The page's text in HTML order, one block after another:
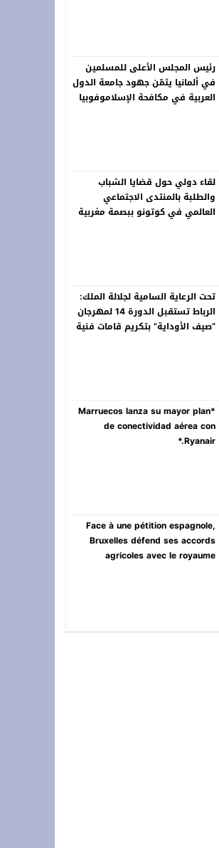
رئيس المجلس الأعلى للمسلمين
في ألمانيا يثمّن جهود جامعة الدول
العربية في مكافحة الإسلاموفوبيا
لقاء دولي حول قضايا الشباب
والطلبة بالمنتدى الاجتماعي
العالمي في كوتونو ببصمة مغربية
تحت الرعاية السامية لجلالة الملك:
الرباط تستقبل الدورة 14 لمهرجان
“صيف الأوداية” بتكريم قامات فنية
*Marruecos lanza su mayor plan
de conectividad aérea con
Ryanair.*
Face à une pétition espagnole,
Bruxelles défend ses accords
agricoles avec le royaume